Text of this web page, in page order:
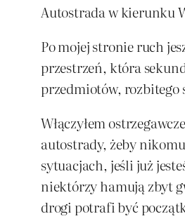
Autostrada w kierunku
Po mojej stronie ruch
przestrzeń, która
przedmiotów, rozbitego
Włączyłem
autostrady, żeby
sytuacjach, jeśli już
niektórzy hamują zbyt
drogi potrafi być